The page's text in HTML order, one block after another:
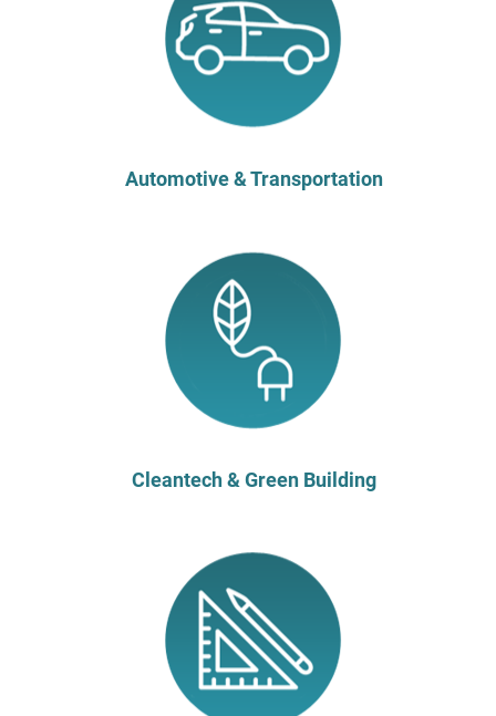
Automotive & Transportation
Cleantech & Green Building